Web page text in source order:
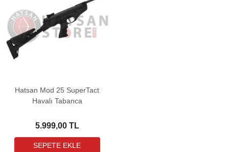
Hatsan Mod 25 SuperTact
Havalı Tabanca
5.999,00 TL